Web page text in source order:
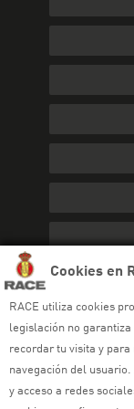
Cookies en
RACE utiliza cookies
legislación no
recordar tu visita y
navegación del
y acceso a redes